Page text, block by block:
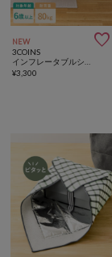
NEW 
3COINS
¥3,300